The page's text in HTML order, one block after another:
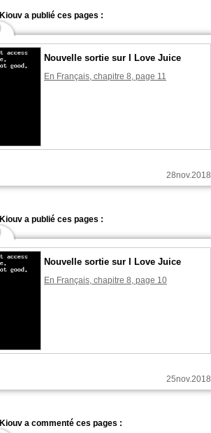
Kiouv a publié ces pages :
Nouvelle sortie sur I Love Juice
En Français, chapitre 8, page 11
28nov.2018
Kiouv a publié ces pages :
Nouvelle sortie sur I Love Juice
En Français, chapitre 8, page 10
25nov.2018
Kiouv a commenté ces pages :